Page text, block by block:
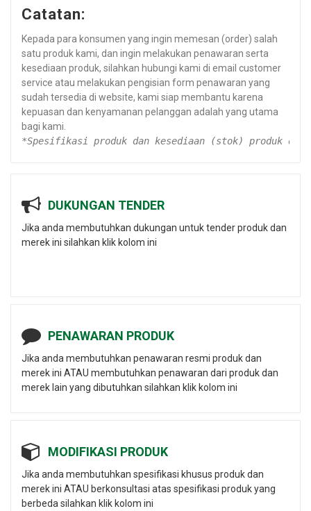
Catatan:
Kepada para konsumen yang ingin memesan (order) salah
satu produk kami, dan ingin melakukan penawaran serta
kesediaan produk, silahkan hubungi kami di email customer
service atau melakukan pengisian form penawaran yang
sudah tersedia di website, kami siap membantu karena
kepuasan dan kenyamanan pelanggan adalah yang utama
bagi kami.
*Spesifikasi produk dan kesediaan (stok) produk
DUKUNGAN TENDER
Jika anda membutuhkan dukungan untuk tender produk dan
merek ini silahkan klik kolom ini
PENAWARAN PRODUK
Jika anda membutuhkan penawaran resmi produk dan
merek ini ATAU membutuhkan penawaran dari produk dan
merek lain yang dibutuhkan silahkan klik kolom ini
MODIFIKASI PRODUK
Jika anda membutuhkan spesifikasi khusus produk dan
merek ini ATAU berkonsultasi atas spesifikasi produk yang
berbeda silahkan klik kolom ini